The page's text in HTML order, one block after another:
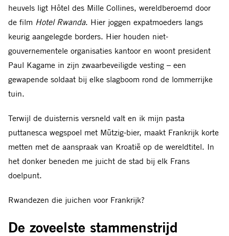
heuvels ligt Hôtel des Mille Collines, wereldberoemd door
de film Hotel Rwanda. Hier joggen expatmoeders langs
keurig aangelegde borders. Hier houden niet-
gouvernementele organisaties kantoor en woont president
Paul Kagame in zijn zwaarbeveiligde vesting – een
gewapende soldaat bij elke slagboom rond de lommerrijke
tuin.
Terwijl de duisternis versneld valt en ik mijn pasta
puttanesca wegspoel met Mützig-bier, maakt Frankrijk korte
metten met de aanspraak van Kroatië op de wereldtitel. In
het donker beneden me juicht de stad bij elk Frans
doelpunt.
Rwandezen die juichen voor Frankrijk?
De zoveelste stammenstrijd